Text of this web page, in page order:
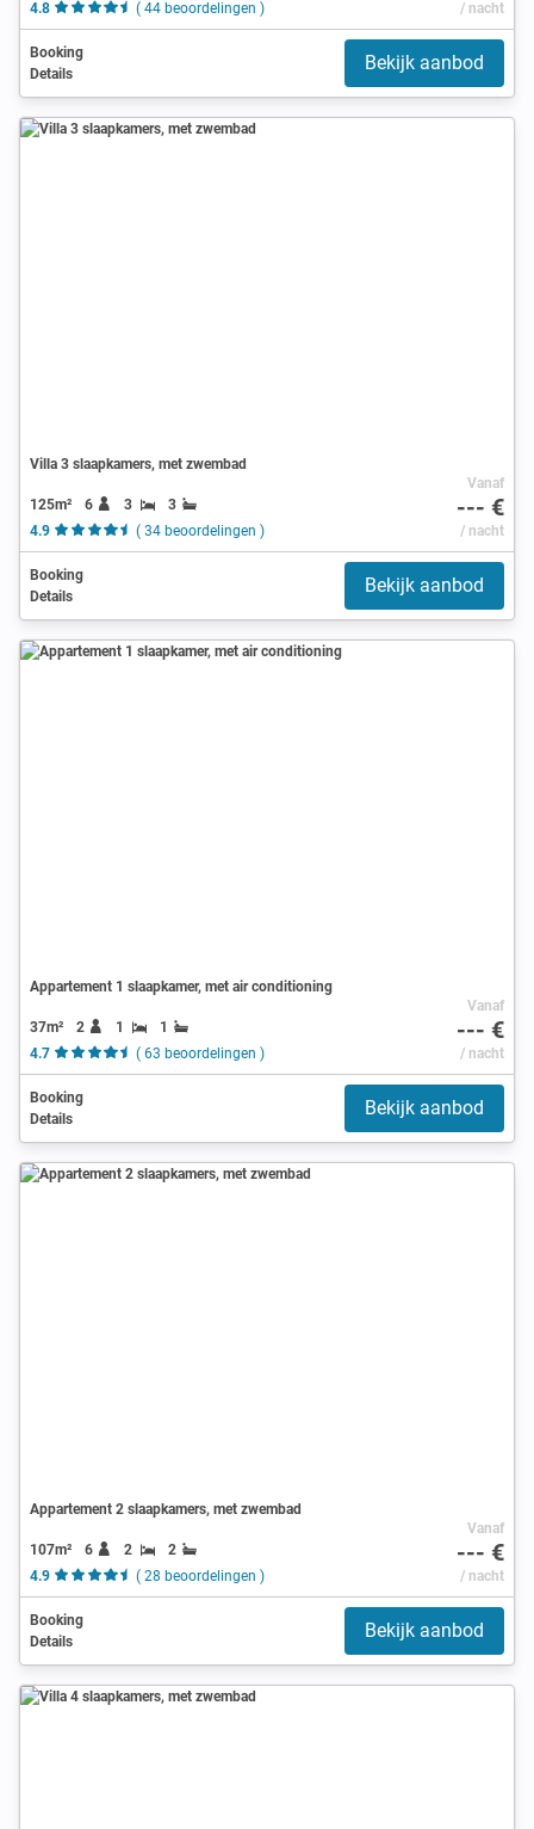
4.8 ( 44 beoordelingen ) / nacht
Booking
Details
Bekijk aanbod
Villa 3 slaapkamers, met zwembad
125m² 6 3
3
4.9
( 34 beoordelingen )
Vanaf
--- €
/ nacht
Booking
Details
Bekijk aanbod
Appartement 1 slaapkamer, met air conditioning
37m² 2 1
1
4.7
( 63 beoordelingen )
Vanaf
--- €
/ nacht
Booking
Details
Bekijk aanbod
Appartement 2 slaapkamers, met zwembad
107m² 6 2
2
4.9
( 28 beoordelingen )
Vanaf
--- €
/ nacht
Booking
Details
Bekijk aanbod